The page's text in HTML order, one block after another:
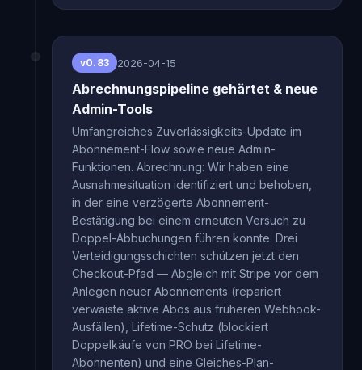
v0.83 2026-04-15
Abrechnungspipeline gehärtet & neue
Admin-Tools
Umfangreiches Zuverlässigkeits-Update im
Abonnement-Flow sowie neue Admin-
Funktionen. Abrechnung: Wir haben eine
Ausnahmesituation identifiziert und behoben,
in der eine verzögerte Abonnement-
Bestätigung bei einem erneuten Versuch zu
Doppel-Abbuchungen führen konnte. Drei
Verteidigungsschichten schützen jetzt den
Checkout-Pfad — Abgleich mit Stripe vor dem
Anlegen neuer Abonnements (repariert
verwaiste aktive Abos aus früheren Webhook-
Ausfällen), Lifetime-Schutz (blockiert
Doppelkäufe von PRO bei Lifetime-
Abonnenten) und eine Gleiches-Plan-